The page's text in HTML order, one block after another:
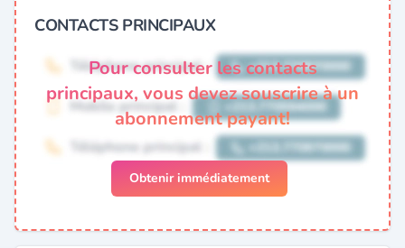
CONTACTS PRINCIPAUX
Pour consulter les contacts
principaux, vous devez souscrire à un
abonnement payant!
Obtenir immédiatement